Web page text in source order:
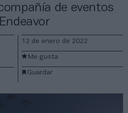
de eventos
12 de enero de 2022
Guardar
Me gusta